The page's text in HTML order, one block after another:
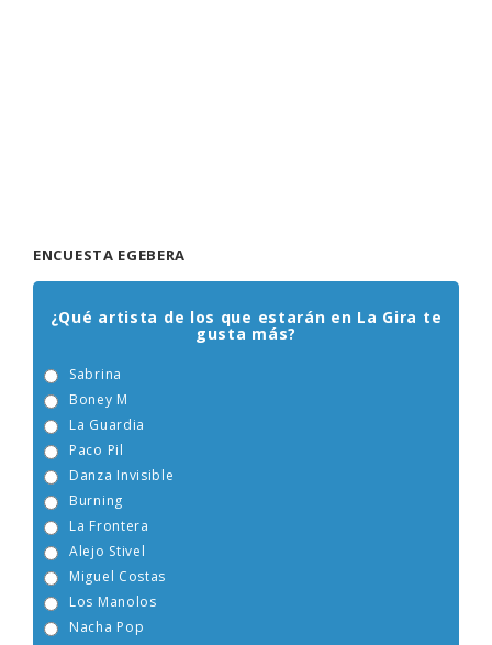
ENCUESTA EGEBERA
¿Qué artista de los que estarán en La Gira te
gusta más?
Sabrina
Boney M
La Guardia
Paco Pil
Danza Invisible
Burning
La Frontera
Alejo Stivel
Miguel Costas
Los Manolos
Nacha Pop